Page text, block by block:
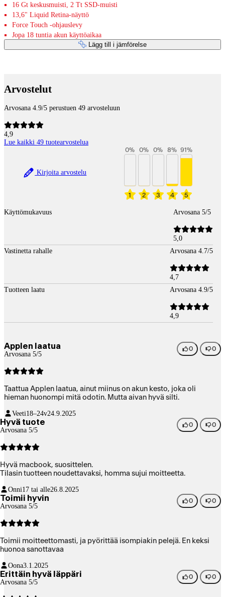
16 Gt keskusmuisti, 2 Tt SSD-muisti
13,6" Liquid Retina-näyttö
Force Touch -ohjauslevy
Jopa 18 tuntia akun käyttöaikaa
Lägg till i jämförelse
Arvostelut
Arvosana 4.9/5 perustuen 49 arvosteluun
4,9
Lue kaikki 49 tuotearvostelua
Kirjoita arvostelu
1
0%
2
0%
3
0%
4
8%
5
91%
Käyttömukavuus Arvosana 5/5
5,0
Vastinetta rahalle
Arvosana 4.7/5
4,7
Tuotteen laatu
Arvosana 4.9/5
4,9
Applen laatua
Arvosana 5/5
0 0
Taattua Applen laatua, ainut miinus on akun kesto, joka oli
hieman huonompi mitä odotin. Mutta aivan hyvä silti.
Veeti18–24v24.9.2025
Hyvä tuote
Arvosana 5/5
0 0
Hyvä macbook, suosittelen.
Tilasin tuotteen noudettavaksi, homma sujui moitteetta.
Onni17 tai alle26.8.2025
Toimii hyvin
Arvosana 5/5
0 0
Toimii moitteettomasti, ja pyörittää isompiakin pelejä. En keksi
huonoa sanottavaa
Oona3.1.2025
Erittäin hyvä läppäri
Arvosana 5/5
0 0